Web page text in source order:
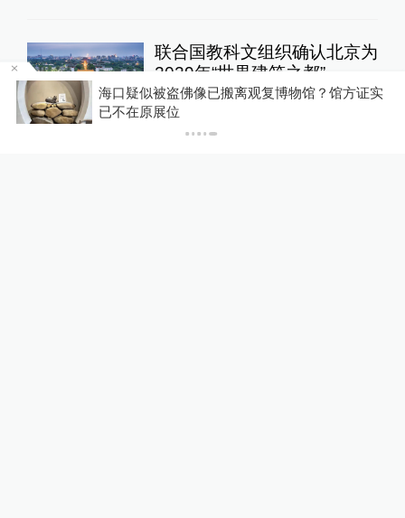
联合国教科文组织确认北京为
2029年“世界建筑之都”
全球速报 22小时前 69评
海口疑似被盗佛像已搬离观复博物馆？馆方证实
已不在原展位